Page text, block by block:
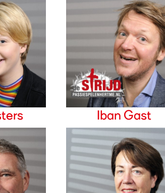
Iban Gast